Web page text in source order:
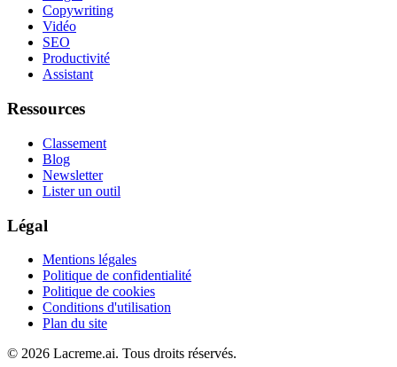
Copywriting
Vidéo
SEO
Productivité
Assistant
Ressources
Classement
Blog
Newsletter
Lister un outil
Légal
Mentions légales
Politique de confidentialité
Politique de cookies
Conditions d'utilisation
Plan du site
© 2026 Lacreme.ai. Tous droits réservés.